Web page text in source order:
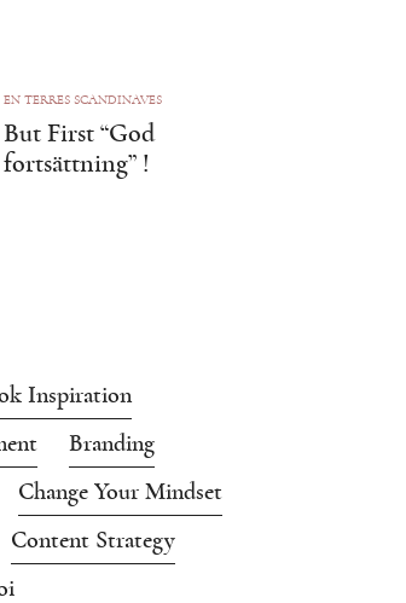
EN TERRES SCANDINAVES
But First “God
fortsättning” !
Inspiration
Branding
Change Your Mindset
Content Strategy